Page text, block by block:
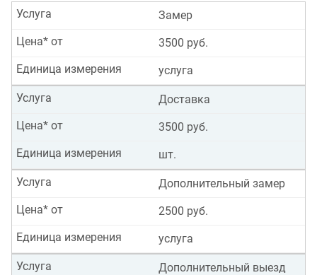
Замер
Услуга
3500 руб.
Цена* от
услуга
Единица измерения
Доставка
Услуга
3500 руб.
Цена* от
шт.
Единица измерения
Дополнительный замер
Услуга
2500 руб.
Цена* от
услуга
Единица измерения
Дополнительный выезд
Услуга